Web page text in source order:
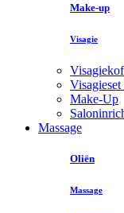
Make-up
Visagie
Make-Up
Massage
Oliën
Massage